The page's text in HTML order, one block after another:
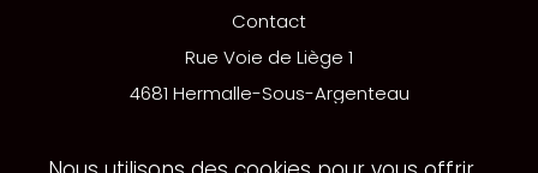
Contact
Rue Voie de Liège 1
4681 Hermalle-Sous-Argenteau
info@cmvolant.be